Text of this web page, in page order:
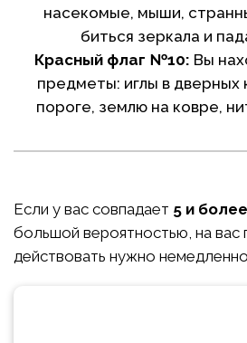
насекомые, мыши,
биться зеркала и
Красный флаг №10: Вы
предметы: иглы в дверных
пороге, землю на ковре,
Если у вас совпадает 5 и более
большой вероятностью, на вас
действовать нужно